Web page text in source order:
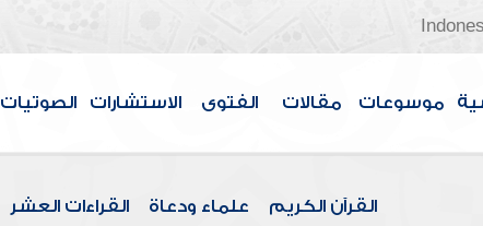
موسوعات مقالات الفتوى الاستشارات الصوتيات
القرآن الكريم علماء ودعاة القراءات العشر